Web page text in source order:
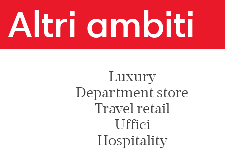
Altri ambiti
Luxury
Department store
Travel retail
Uffici
Hospitality